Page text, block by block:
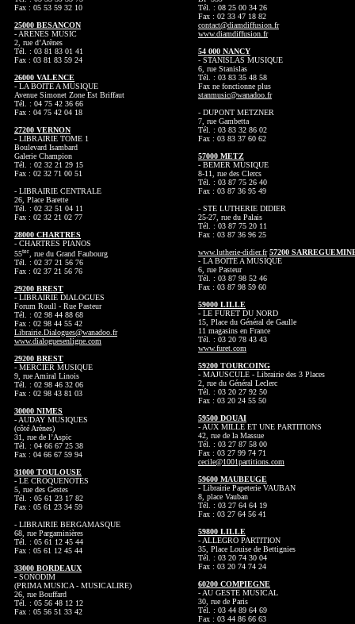
Fax : 05 53 59 32 10
25000 BESANCON
- ARENES MUSIC
2, rue d’Arènes
Tél. : 03 81 83 01 41
Fax : 03 81 83 59 24
26000 VALENCE
- LA BOITE A MUSIQUE
Avenue Simonet Zone Est Briffaut
Tél. : 04 75 42 36 66
Fax : 04 75 42 04 18
27200 VERNON
- LIBRAIRIE TOME 1
Boulevard Isambard
Galerie Champion
Tél. : 02 32 21 29 15
Fax : 02 32 71 00 51
- LIBRAIRIE CENTRALE
26, Place Barette
Tél. : 02 32 51 04 11
Fax : 02 32 21 02 77
28000 CHARTRES
- CHARTRES PIANOS
55ter, rue du Grand Faubourg
Tél. : 02 37 21 56 76
Fax : 02 37 21 56 76
29200 BREST
- LIBRAIRIE DIALOGUES
Forum Roull - Rue Pasteur
Tél. : 02 98 44 88 68
Fax : 02 98 44 55 42
Librairie.Dialogues@wanadoo.fr
www.dialoguesenligne.com
29200 BREST
- MERCIER MUSIQUE
9, rue Amiral Linois
Tél. : 02 98 46 32 06
Fax : 02 98 43 81 03
30000 NIMES
- AUDAY MUSIQUES
(côté Arènes)
31, rue de l’Aspic
Tél. : 04 66 67 25 38
Fax : 04 66 67 59 94
31000 TOULOUSE
- LE CROQUENOTES
5, rue des Gestes
Tél. : 05 61 23 17 82
Fax : 05 61 23 34 59
- LIBRAIRIE BERGAMASQUE
68, rue Pargaminières
Tél. : 05 61 12 45 44
Fax : 05 61 12 45 44
33000 BORDEAUX
- SONODIM
(PRIMA MUSICA - MUSICALIRE)
26, rue Bouffard
Tél. : 05 56 48 12 12
Fax : 05 56 51 33 42
Tél. : 08 25 00 34 26
Fax : 02 33 47 18 82
contact@diamdiffusion.fr
www.diamdiffusion.fr
54 000 NANCY
- STANISLAS MUSIQUE
6, rue Stanislas
Tél. : 03 83 35 48 58
Fax ne fonctionne plus
stanmusic@wanadoo.fr
- DUPONT METZNER
7, rue Gambetta
Tél. : 03 83 32 86 02
Fax : 03 83 37 60 62
57000 METZ
- BEMER MUSIQUE
8-11, rue des Clercs
Tél. : 03 87 75 26 40
Fax : 03 87 36 95 49
- STE LUTHERIE DIDIER
25-27, rue du Palais
Tél. : 03 87 75 20 11
Fax : 03 87 36 96 25
www.lutherie-didier.fr 57200
- LA BOITE A MUSIQUE
6, rue Pasteur
Tél. : 03 87 98 52 46
Fax : 03 87 98 59 60
59000 LILLE
- LE FURET DU NORD
15, Place du Général de Gaulle
11 magasins en France
Tél. : 03 20 78 43 43
www.furet.com
59200 TOURCOING
- MAJUSCULE - Librairie des 3 Places
2, rue du Général Leclerc
Tél. : 03 20 27 92 50
Fax : 03 20 24 55 50
59500 DOUAI
- AUX MILLE ET UNE PARTITIONS
42, rue de la Massue
Tél. : 03 27 87 58 00
Fax : 03 27 99 74 71
cecile@1001partitions.com
59600 MAUBEUGE
- Librairie Papeterie VAUBAN
8, place Vauban
Tél. : 03 27 64 64 19
Fax : 03 27 64 56 41
59800 LILLE
- ALLEGRO PARTITION
35, Place Louise de Bettignies
Tél. : 03 20 74 30 04
Fax : 03 20 74 74 24
60200 COMPIEGNE
- AU GESTE MUSICAL
30, rue de Paris
Tél. : 03 44 89 64 69
Fax : 03 44 86 66 63